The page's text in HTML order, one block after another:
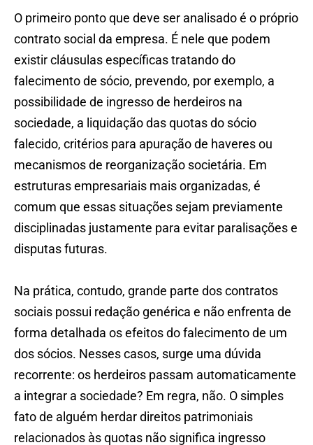
O primeiro ponto que deve ser analisado é o próprio
contrato social da empresa. É nele que podem
existir cláusulas específicas tratando do
falecimento de sócio, prevendo, por exemplo, a
possibilidade de ingresso de herdeiros na
sociedade, a liquidação das quotas do sócio
falecido, critérios para apuração de haveres ou
mecanismos de reorganização societária. Em
estruturas empresariais mais organizadas, é
comum que essas situações sejam previamente
disciplinadas justamente para evitar paralisações e
disputas futuras.
Na prática, contudo, grande parte dos contratos
sociais possui redação genérica e não enfrenta de
forma detalhada os efeitos do falecimento de um
dos sócios. Nesses casos, surge uma dúvida
recorrente: os herdeiros passam automaticamente
a integrar a sociedade? Em regra, não. O simples
fato de alguém herdar direitos patrimoniais
relacionados às quotas não significa ingresso